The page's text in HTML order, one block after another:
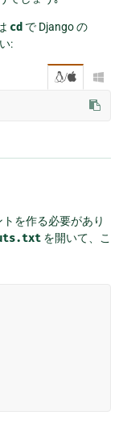
cd で Django の
:
/ 
を作る必要があり
を開いて、こ